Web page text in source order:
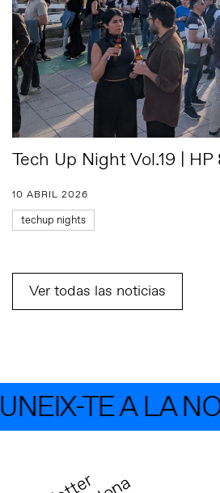
Tech Up Night Vol.19 | HP
10 ABRIL 2026
techup nights
Ver todas las noticias
TE A LA